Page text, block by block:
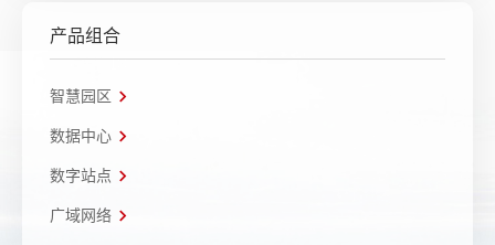
产品组合
智慧园区
数据中心
数字站点
广域网络